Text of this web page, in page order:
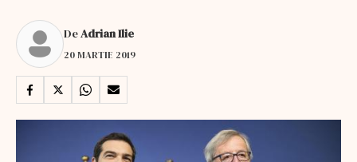
DeAdrian Ilie
20 MARTIE 2019